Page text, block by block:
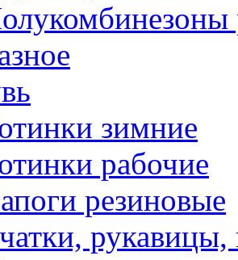
зимние
рабочие
резиновые
рукавицы,